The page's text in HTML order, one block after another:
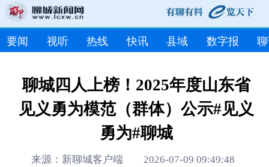
要闻 视听 热线 快讯 县域 数字报
聊城四人上榜！2025年度山东省
见义勇为模范（群体）公示#见义
勇为#聊城
来源：新聊城客户端 2026-07-09 09:49:48